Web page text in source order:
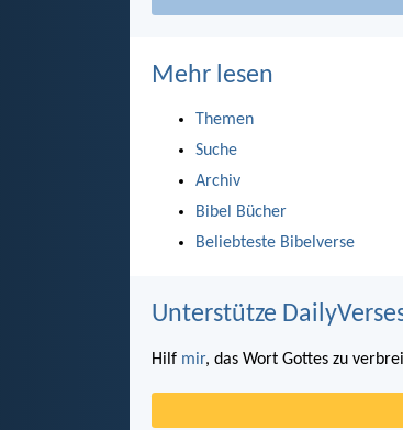
Mehr lesen
Themen
Suche
Archiv
Bibel Bücher
Beliebteste Bibelverse
Unterstütze
Hilf mir, das Wort Gottes zu